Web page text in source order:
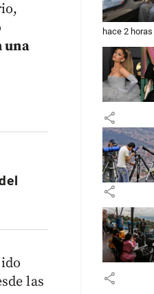
una
las
hace 2 horas
share
share
share